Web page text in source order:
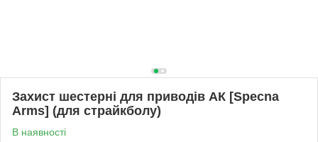
Захист шестерні для приводів АК [Specna
Arms] (для страйкболу)
В наявності